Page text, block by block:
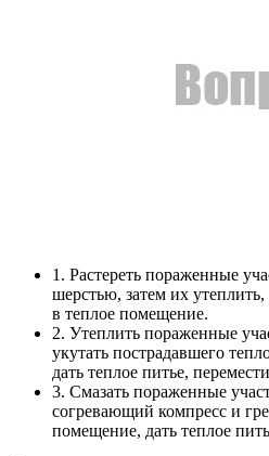
1. Растереть пораженные
шерстью, затем их утеплить,
в теплое помещение.
2. Утеплить пораженные
укутать пострадавшего
дать теплое питье,
3. Смазать пораженные
согревающий компресс и
помещение, дать теплое